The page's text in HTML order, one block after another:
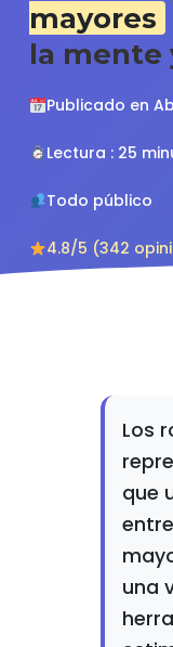
mayores
la mente
Publicado en
Lectura : 25
Todo público
4.8/5 (342
Los
que
una